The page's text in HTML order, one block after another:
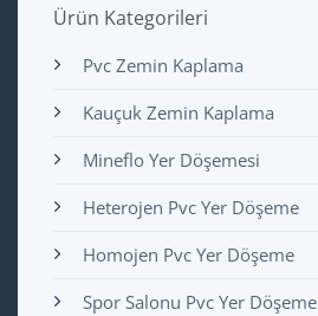
Ürün Kategorileri
Pvc Zemin Kaplama
Kauçuk Zemin Kaplama
Mineflo Yer Döşemesi
Heterojen Pvc Yer Döşeme
Homojen Pvc Yer Döşeme
Spor Salonu Pvc Yer Döşeme